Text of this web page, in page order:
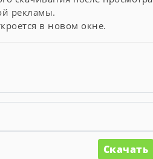
рекламы.
в новом окне.
Скачать